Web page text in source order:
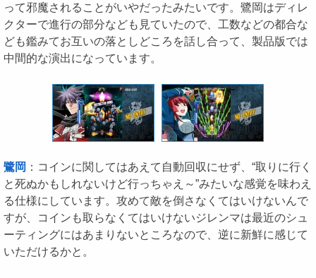
って邪魔されることがいやだったみたいです。鷺岡はディレ
クターで進行の部分なども見ていたので、工数などの都合な
ども鑑みてお互いの落としどころを話し合って、製品版では
中間的な演出になっています。
鷺岡 ：コインに関してはあえて自動回収にせず、“取りに行く
と死ぬかもしれないけど行っちゃえ～”みたいな感覚を味わえ
る仕様にしています。攻めて敵を倒さなくてはいけないんで
すが、コインも取らなくてはいけないジレンマは最近のシュ
ーティングにはあまりないところなので、逆に新鮮に感じて
いただけるかと。